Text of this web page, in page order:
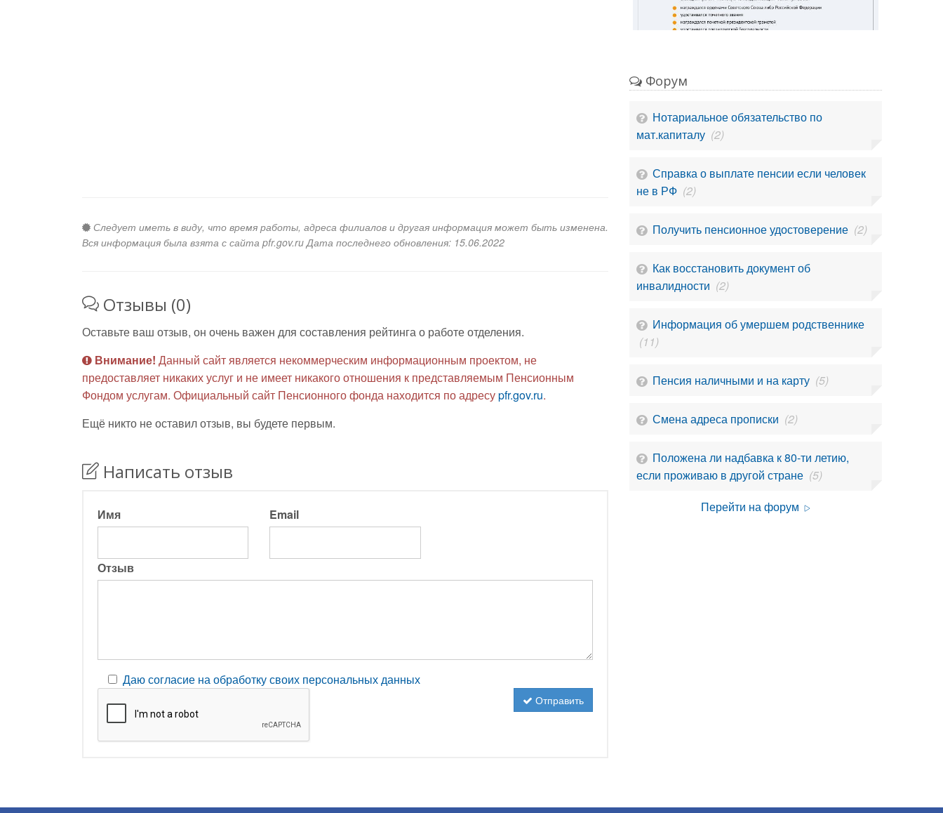
Следует иметь в виду, что время работы, адреса филиалов и другая информация может быть изменена.
Вся информация была взята с сайта pfr.gov.ru Дата последнего обновления: 15.06.2022
Отзывы (0)
Оставьте ваш отзыв, он очень важен для составления рейтинга о работе отделения.
Внимание! Данный сайт является некоммерческим информационным проектом, не
предоставляет никаких услуг и не имеет никакого отношения к представляемым Пенсионным
Фондом услугам. Официальный сайт Пенсионного фонда находится по адресуpfr.gov.ru.
Ещё никто не оставил отзыв, вы будете первым.
Написать отзыв
Имя Email
Отзыв
Даю согласие на обработку своих персональных данных
Отправить
Форум
Нотариальное обязательство по
мат.капиталу (2)
Справка о выплате пенсии если человек
не в РФ (2)
Получить пенсионное удостоверение (2)
Как восстановить документ об
инвалидности (2)
Информация об умершем родственнике
(11)
Пенсия наличными и на карту (5)
Смена адреса прописки (2)
Положена ли надбавка к 80-ти летию,
если проживаю в другой стране (5)
Перейти на форум